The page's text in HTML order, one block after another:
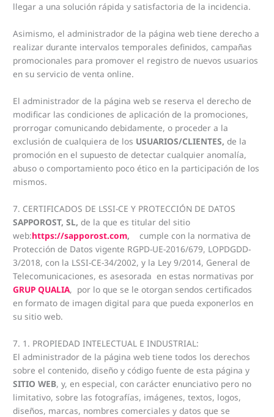
llegar a una solución rápida y satisfactoria de la incidencia.
Asimismo, el administrador de la página web tiene derecho a
realizar durante intervalos temporales definidos, campañas
promocionales para promover el registro de nuevos usuarios
en su servicio de venta online.
El administrador de la página web se reserva el derecho de
modificar las condiciones de aplicación de la promociones,
prorrogar comunicando debidamente, o proceder a la
exclusión de cualquiera de los USUARIOS/CLIENTES, de la
promoción en el supuesto de detectar cualquier anomalía,
abuso o comportamiento poco ético en la participación de los
mismos.
7. CERTIFICADOS DE LSSI-CE Y PROTECCIÓN DE DATOS
SAPPOROST, SL,de la que es titular del sitio
web:https://sapporost.com,
cumple con la normativa de
Protección de Datos vigente RGPD-UE-2016/679, LOPDGDD-
3/2018, con la LSSI-CE-34/2002, y la Ley 9/2014, General de
Telecomunicaciones, es asesorada en estas normativas por
GRUP QUALIA, por lo que se le otorgan sendos certificados
en formato de imagen digital para que pueda exponerlos en
su sitio web.
7. 1. PROPIEDAD INTELECTUAL E INDUSTRIAL:
El administrador de la página web tiene todos los derechos
sobre el contenido, diseño y código fuente de esta página y
SITIO WEB, y, en especial, con carácter enunciativo pero no
limitativo, sobre las fotografías, imágenes, textos, logos,
diseños, marcas, nombres comerciales y datos que se